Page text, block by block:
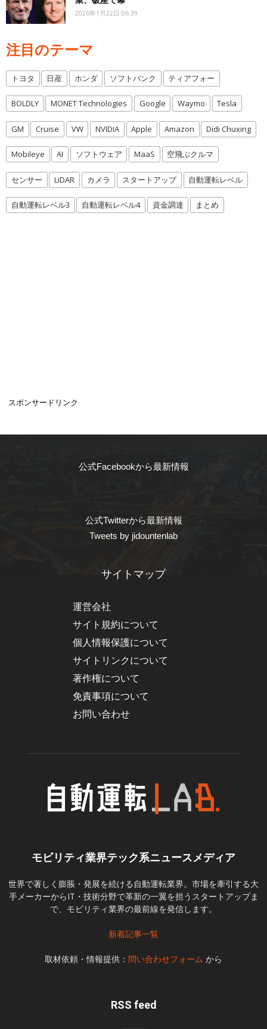
2026年1月22日 06:39
注目のテーマ
トヨタ 日産 ホンダ ソフトバンク ティアフォー
BOLDLY MONET Technologies Google Waymo Tesla
GM Cruise VW NVIDIA Apple Amazon Didi Chuxing
Mobileye AI ソフトウェア MaaS 空飛ぶクルマ
センサー LiDAR カメラ スタートアップ 自動運転レベル
自動運転レベル3 自動運転レベル4 資金調達 まとめ
スポンサードリンク
公式Facebookから最新情報
公式Twitterから最新情報
Tweets by jidountenlab
サイトマップ
運営会社
サイト規約について
個人情報保護について
サイトリンクについて
著作権について
免責事項について
お問い合わせ
モビリティ業界テック系ニュースメディア
世界で著しく膨脹・発展を続ける自動運転業界。市場を牽引する大
手メーカーからIT・技術分野で革新の一翼を担うスタートアップま
で、モビリティ業界の最前線を発信します。
新着記事一覧
取材依頼・情報提供： 問い合わせフォーム から
RSS feed